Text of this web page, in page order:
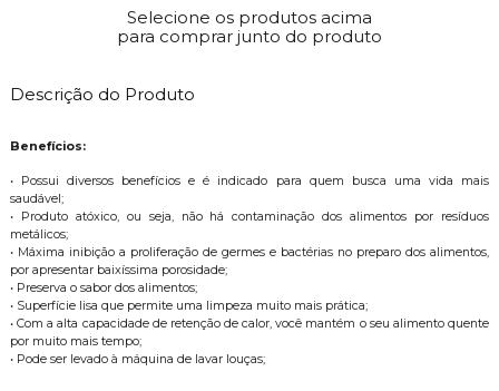
Selecione os produtos acima
para comprar junto do produto
Descrição do Produto
Benefícios:
• Possui diversos benefícios e é indicado para quem busca uma vida mais
saudável;
• Produto atóxico, ou seja, não há contaminação dos alimentos por resíduos
metálicos;
• Máxima inibição a proliferação de germes e bactérias no preparo dos alimentos,
por apresentar baixíssima porosidade;
• Preserva o sabor dos alimentos;
• Superfície lisa que permite uma limpeza muito mais prática;
• Com a alta capacidade de retenção de calor, você mantém o seu alimento quente
por muito mais tempo;
• Pode ser levado à máquina de lavar louças;